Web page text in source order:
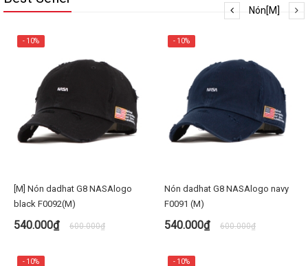
Nón[M]
- 10%
[M] Nón dadhat G8 NASAlogo
black F0092(M)
540.000₫ 600.000₫
- 10%
Nón dadhat G8 NASAlogo navy
F0091 (M)
540.000₫ 600.000₫
- 10% - 10%